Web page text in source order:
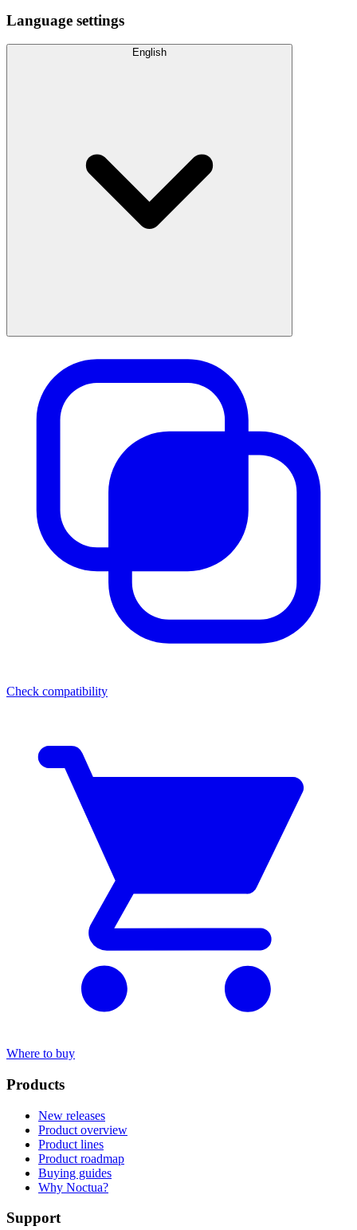
Language settings
English
Check compatibility
Where to buy
Products
New releases
Product overview
Product lines
Product roadmap
Buying guides
Why Noctua?
Support